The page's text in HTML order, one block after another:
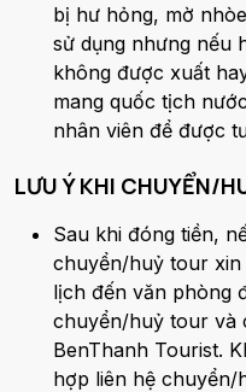
bị hư hỏng, mờ
sử dụng nhưng nếu
không được xuất
mang quốc tịch
nhân viên để được
LƯU Ý KHI CHUYỂN/
Sau khi đóng tiền,
chuyển/huỷ tour xin
lịch đến văn phòng
chuyển/huỷ tour và
BenThanh Tourist.
hợp liên hệ chuyển/